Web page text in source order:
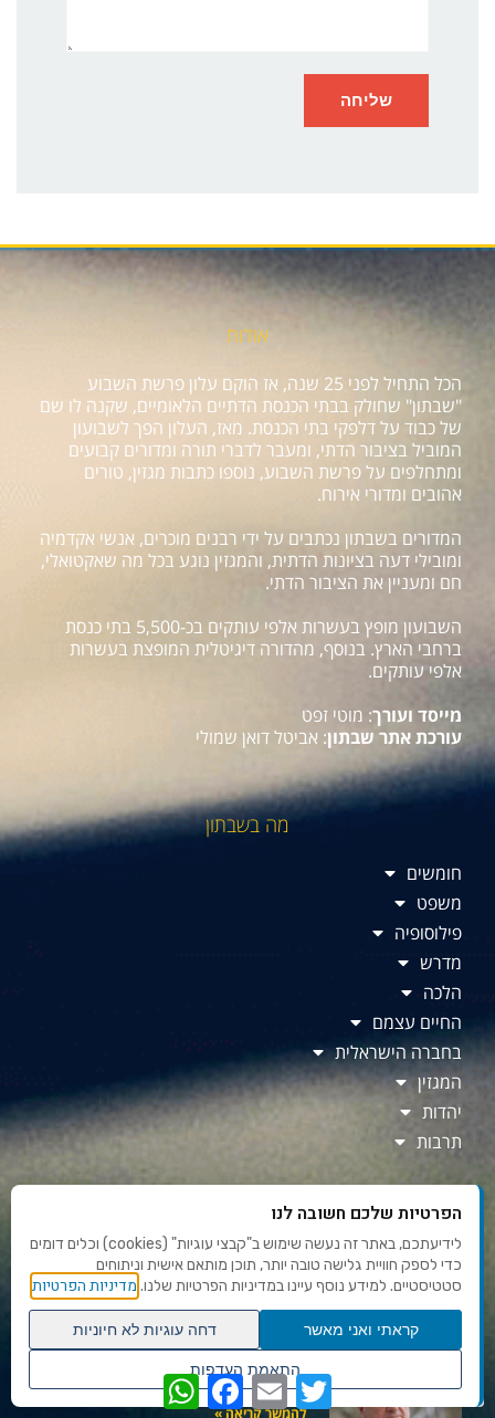
אודות
הכל התחיל לפני 25 שנה, אז הוקם עלון פרשת השבוע
"שבתון" שחולק בבתי הכנסת הדתיים הלאומיים, שקנה לו שם
של כבוד על דלפקי בתי הכנסת. מאז, העלון הפך לשבועון
המוביל בציבור הדתי, ומעבר לדברי תורה ומדורים קבועים
ומתחלפים על פרשת השבוע, נוספו כתבות מגזין, טורים
אהובים ומדורי אירוח.
המדורים בשבתון נכתבים על ידי רבנים מוכרים, אנשי אקדמיה
ומובילי דעה בציונות הדתית, והמגזין נוגע בכל מה שאקטואלי,
חם ומעניין את הציבור הדתי.
השבועון מופץ בעשרות אלפי עותקים בכ-5,500 בתי כנסת
ברחבי הארץ. בנוסף, מהדורה דיגיטלית המופצת בעשרות
אלפי עותקים.
מייסד ועורך: מוטי זפט
עורכת אתר שבתון: אביטל דואן שמולי
מה בשבתון
חומשים
משפט
פילוסופיה
מדרש
הלכה
החיים עצמם
בחברה הישראלית
המגזין
יהדות
תרבות
חדש באתר שבתון
הקרב שאחרי הקרב: מסע השיקום של
פצועי צה"ל
להמשך קריאה »
גם מאחורי הכותרות קורים דברים
להמשך קריאה »
WhatsAppFacebookEmailTwitter לראש
העמוד
הפרטיות שלכם חשובה לנו
לידיעתכם, באתר זה נעשה שימוש ב"קבצי עוגיות" (cookies) וכלים דומים
כדי לספק חוויית גלישה טובה יותר, תוכן מותאם אישית וניתוחים
סטטיסטיים. למידע נוסף עיינו במדיניות הפרטיות שלנו. מדיניות הפרטיות
קראתי ואני מאשר
דחה עוגיות לא חיוניות
התאמת העדפות
שנו העדפות פרטיות